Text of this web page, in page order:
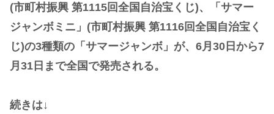
(市町村振興 第1115回全国自治宝くじ)、「サマー
ジャンボミニ」(市町村振興 第1116回全国自治宝く
じ)の3種類の「サマージャンボ」が、6月30日から7
月31日まで全国で発売される。
続きは↓